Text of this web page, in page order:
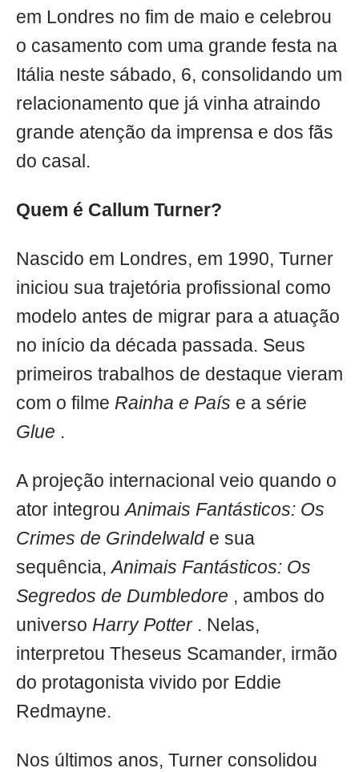
em Londres no fim de maio e celebrou
o casamento com uma grande festa na
Itália neste sábado, 6, consolidando um
relacionamento que já vinha atraindo
grande atenção da imprensa e dos fãs
do casal.
Quem é Callum Turner?
Nascido em Londres, em 1990, Turner
iniciou sua trajetória profissional como
modelo antes de migrar para a atuação
no início da década passada. Seus
primeiros trabalhos de destaque vieram
com o filme Rainha e País e a série
Glue .
A projeção internacional veio quando o
ator integrouAnimais Fantásticos: Os
Crimes de Grindelwald e sua
sequência,Animais Fantásticos: Os
Segredos de Dumbledore , ambos do
universo Harry Potter . Nelas,
interpretou Theseus Scamander, irmão
do protagonista vivido por Eddie
Redmayne.
Nos últimos anos, Turner consolidou